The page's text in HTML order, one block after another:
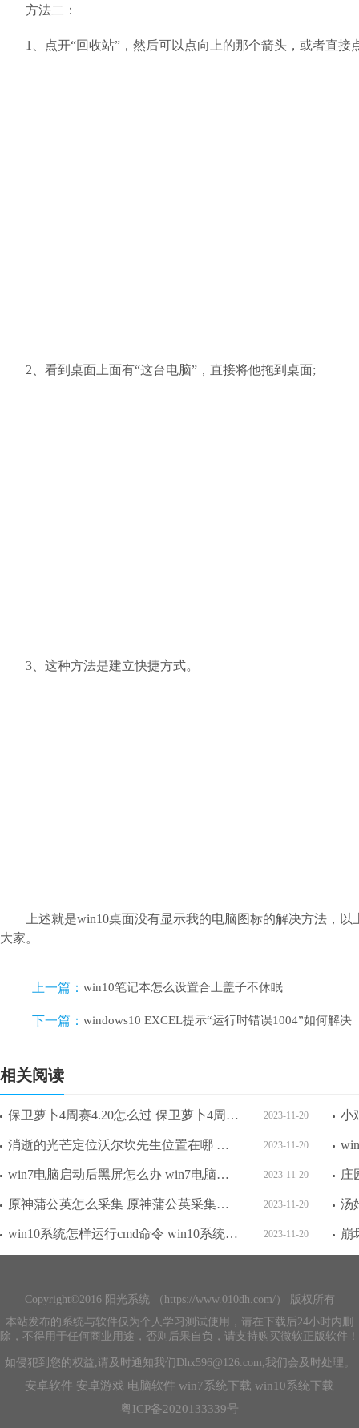
方法二：
1、点开“回收站”，然后可以点向上的那个箭头，或者直接
2、看到桌面上面有“这台电脑”，直接将他拖到桌面;
3、这种方法是建立快捷方式。
上述就是win10桌面没有显示我的电脑图标的解决方法，
大家。
上一篇： win10笔记本怎么设置合上盖子不休眠
下一篇： windows10 EXCEL提示“运行时错误1004”如何解决
相关阅读
保卫萝卜4周赛4.20怎么过 保卫萝卜4周赛4.20攻略 2023-11-20
消逝的光芒定位沃尔坎先生位置在哪 消逝的光芒定位沃尔坎先生位置攻略介绍 2023-11-20
win7电脑启动后黑屏怎么办 win7电脑启动后黑屏解决方法 2023-11-20
原神蒲公英怎么采集 原神蒲公英采集方法介绍 2023-11-20
win10系统怎样运行cmd命令 win10系统运行cmd命令方法介绍 2023-11-20
Copyright©2016 阳光系统 （https://www.010dh.com/） 版权所有
本站发布的系统与软件仅为个人学习测试使用，请在下载后24小时内删
除，不得用于任何商业用途，否则后果自负，请支持购买微软正版软件！
如侵犯到您的权益,请及时通知我们Dhx596@126.com,我们会及时处理。
安卓软件 安卓游戏 电脑软件 win7系统下载 win10系统下载
粤ICP备2020133339号